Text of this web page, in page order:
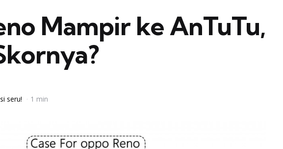
Mampir ke AnTuTu,
seru! 1 min